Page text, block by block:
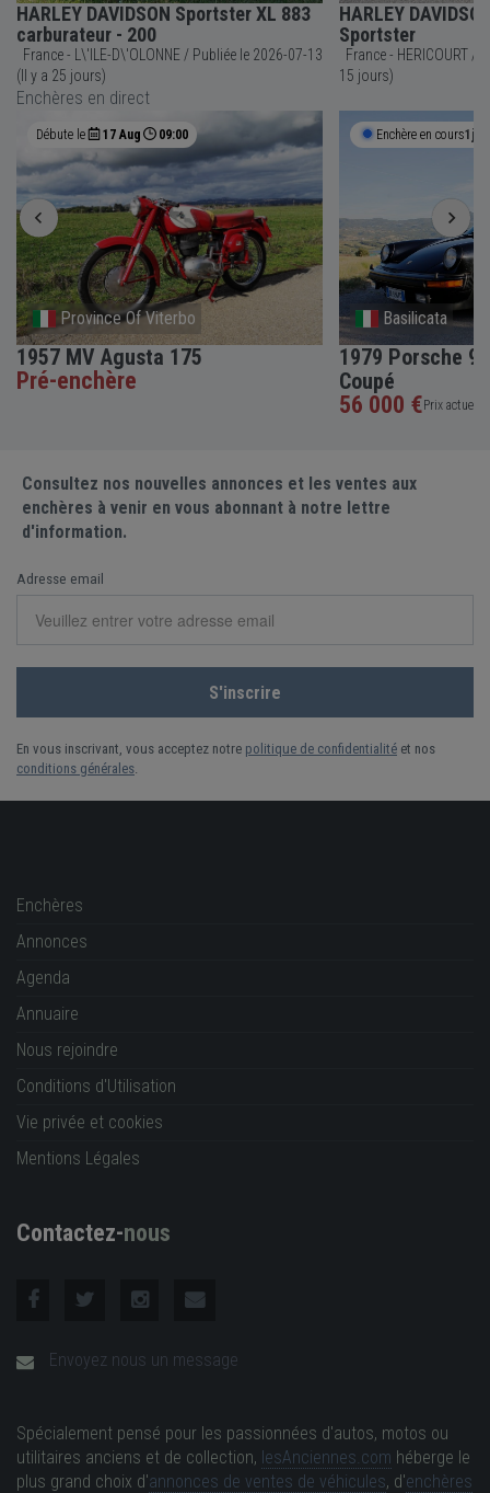
HARLEY DAVIDSON Sportster XL 883
carburateur - 200
France - L\'ILE-D\'OLONNE / Publiée le 2026-07-13
(Il y a 25 jours)
HARLEY
Sportster
France - HERICOURT / Publiée le 2026-07-23 (Il y a
15 jours)
Enchères en direct
Débute le 17 Aug 09:00
Province Of Viterbo
1957 MV Agusta 175
Pré-enchère
Enchère en cours1j
Basilicata
1979 Porsche
Coupé
56 000 €Prix actuel •
Consultez nos nouvelles annonces et les ventes aux
enchères à venir en vous abonnant à notre lettre
d'information.
Adresse email
En vous inscrivant, vous acceptez notre politique de confidentialité et nos
conditions générales
Enchères
Annonces
Agenda
Annuaire
Nous rejoindre
Conditions d'Utilisation
Vie privée et cookies
Mentions Légales
Contactez-nous
Envoyez nous un message
Spécialement pensé pour les passionnées d'autos, motos ou
utilitaires anciens et de collection, lesAnciennes.com héberge le
plus grand choix d'annonces de ventes de véhicules, d'enchères